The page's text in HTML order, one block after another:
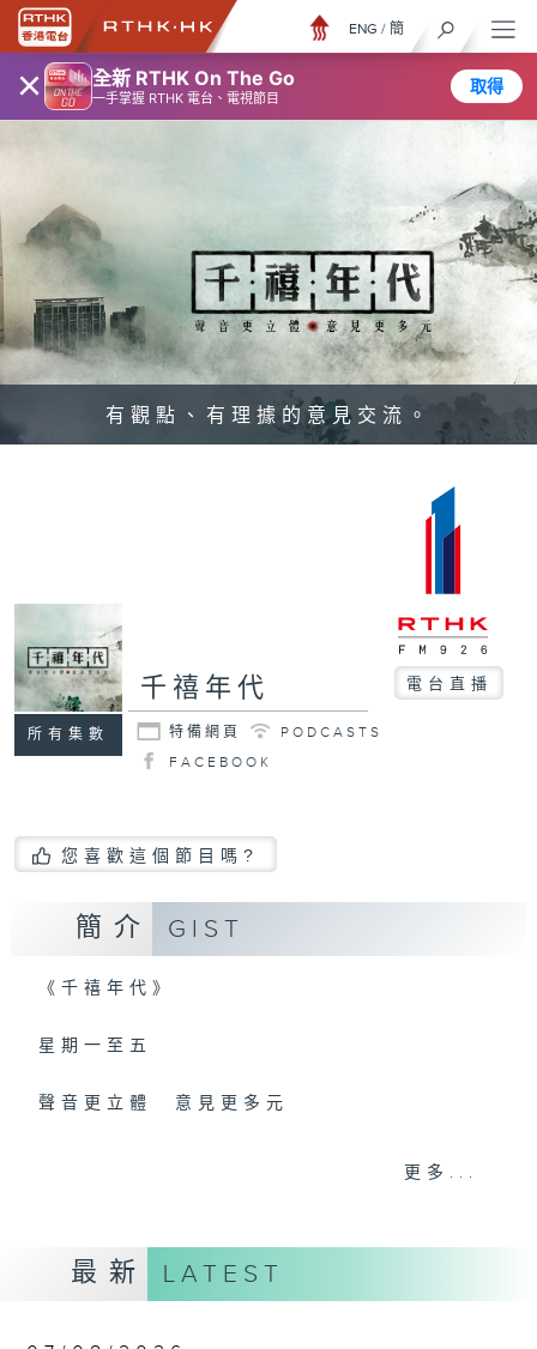
× 全新 RTHK On The Go
一手掌握 RTHK 電台、電視節目
取得
ENG / 簡
有觀點、有理據的意見交流。
所有集數
千禧年代 電台直播
特備網頁
PODCASTS
FACEBOOK
您喜歡這個節目嗎?
簡介 GIST
《千禧年代》
星期一至五
聲音更立體 意見更多元
「千禧年代」鼓勵聽眾及嘉賓作有觀點、有理
聽眾提供最新資訊以迎接新的一天。
監製：林嘉瑜
更多...
最新 LATEST